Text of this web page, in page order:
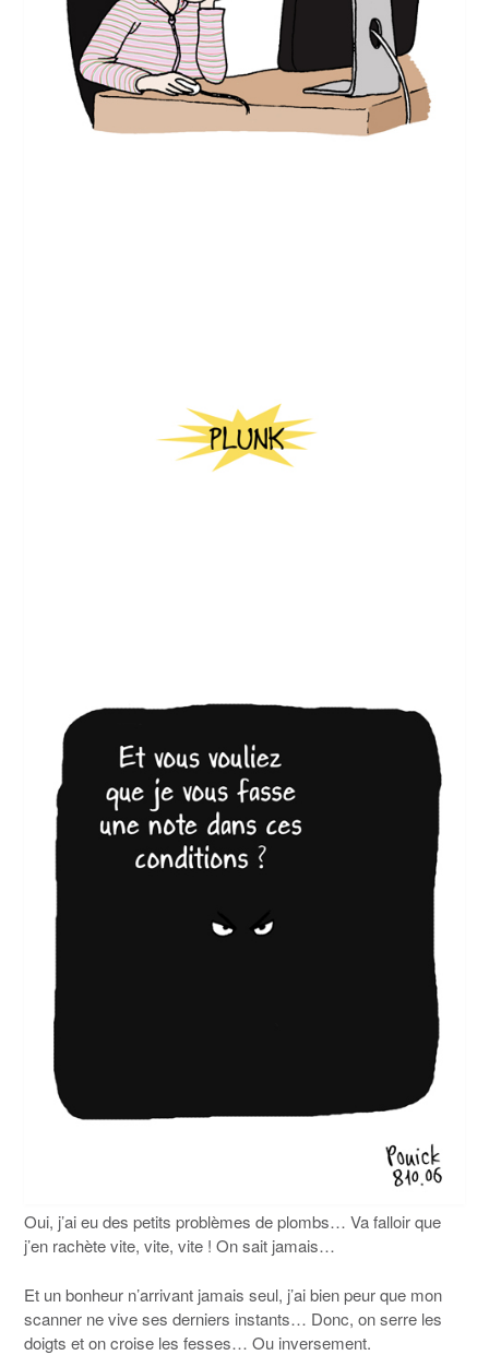
Oui, j’ai eu des petits problèmes de plombs… Va falloir que
j’en rachète vite, vite, vite ! On sait jamais…
Et un bonheur n’arrivant jamais seul, j’ai bien peur que mon
scanner ne vive ses derniers instants… Donc, on serre les
doigts et on croise les fesses… Ou inversement.